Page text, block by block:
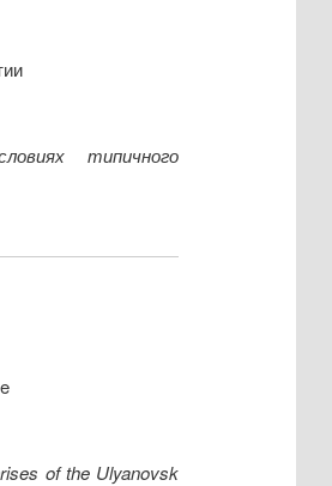
типичного
of the Ulyanovsk